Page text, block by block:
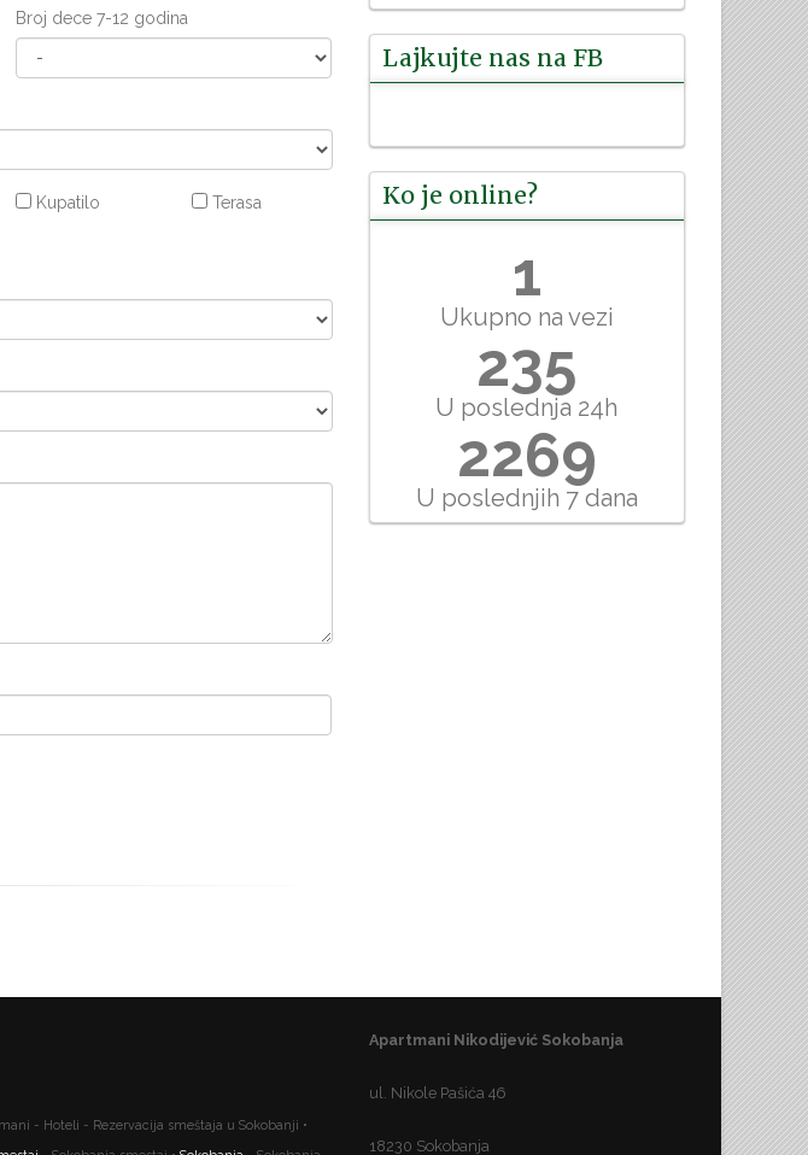
Broj dece 7-12 godina
Kupatilo Terasa
Lajkujte nas na FB
Ko je online?
1
Ukupno na vezi
235
U poslednja 24h
2269
U poslednjih 7 dana
- Hoteli - Rezervacija smeštaja u Sokobanji •
Apartmani Nikodijević Sokobanja
ul. Nikole Pašića 46
18230 Sokobanja